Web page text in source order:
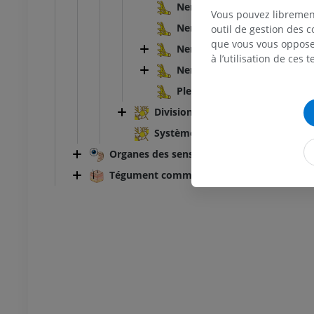
Nerfs thoraciques
Nerf thoracique
Nerfs lombaux [L1-L5]
Nerfs sacraux et nerf
Plexus lombosacral
Division autonome; Partie
Système nerveux autonome
Organes des sens
Tégument commun
Vous pouvez
outil de gestion des
que vous vous
à l’utilisation de ces